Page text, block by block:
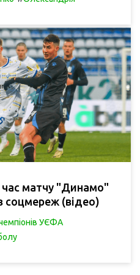
час матчу "Динамо"
соцмереж (відео)
чемпіонів УЄФА